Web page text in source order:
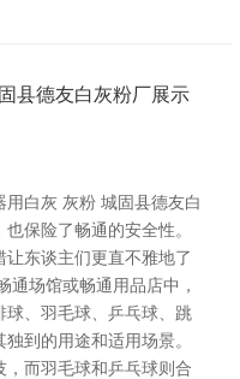
县德友白灰粉厂展示
白灰 灰粉 城固县德友白
保险了畅通的安全性。
东谈主们更直不雅地了
通场馆或畅通用品店中，
、羽毛球、乒乓球、跳
到的用途和适用场景。
而羽毛球和乒乓球则合